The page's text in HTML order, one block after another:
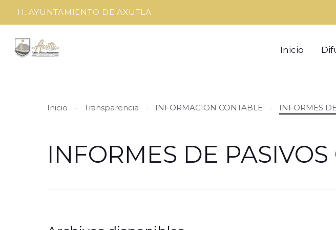
H. AYUNTAMIENTO DE AXUTLA
Inicio
Inicio Transparencia INFORMACION CONTABLE INFORMES
INFORMES DE